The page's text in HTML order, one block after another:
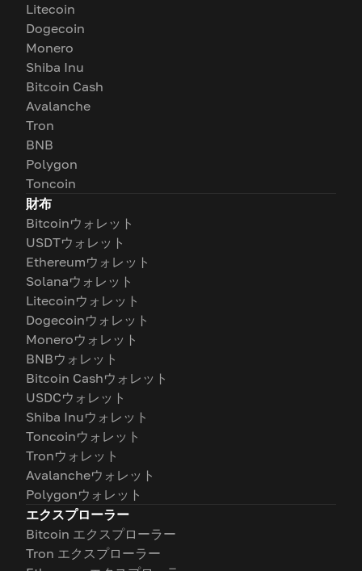
Litecoin
Dogecoin
Monero
Shiba Inu
Bitcoin Cash
Avalanche
Tron
BNB
Polygon
Toncoin
財布
Bitcoinウォレット
USDTウォレット
Ethereumウォレット
Solanaウォレット
Litecoinウォレット
Dogecoinウォレット
Moneroウォレット
BNBウォレット
Bitcoin Cashウォレット
USDCウォレット
Shiba Inuウォレット
Toncoinウォレット
Tronウォレット
Avalancheウォレット
Polygonウォレット
エクスプローラー
Bitcoin エクスプローラー
Tron エクスプローラー